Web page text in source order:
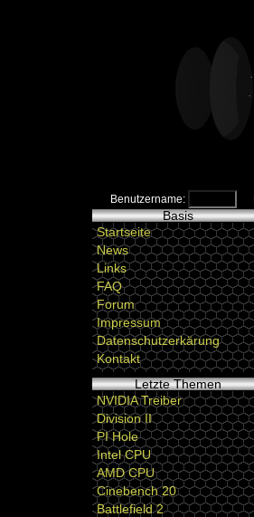
Benutzername:
Basis
Startseite
News
Links
FAQ
Forum
Impressum
Datenschutzerkärung
Kontakt
Letzte Themen
NVIDIA Treiber
Division II
PI Hole
Intel CPU
AMD CPU
Cinebench 20
Battlefield 2